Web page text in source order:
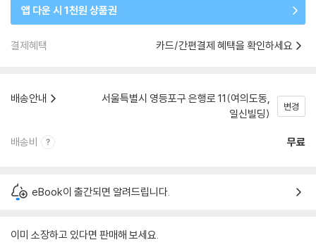
앱 다운 시 1천원 상품권
결제혜택 카드/간편결제 혜택을 확인하세요
배송안내
서울특별시 영등포구 은행로 11(여의도동,
일신빌딩)
변경
배송비 무료
eBook이 출간되면 알려드립니다.
이미 소장하고 있다면 판매해 보세요.